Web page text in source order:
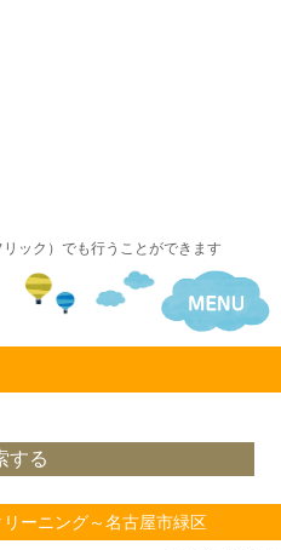
ック）でも行うことができます
ーニング～名古屋市緑区